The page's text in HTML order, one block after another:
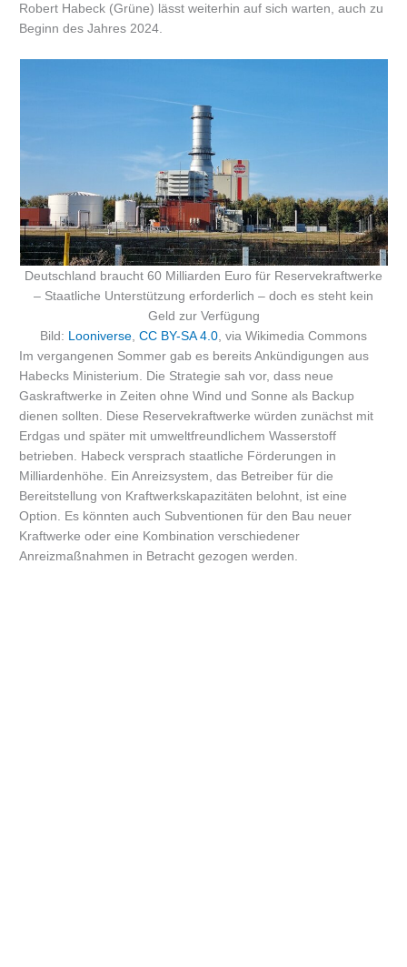
Robert Habeck (Grüne) lässt weiterhin auf sich warten, auch zu
Beginn des Jahres 2024.
Deutschland braucht 60 Milliarden Euro für Reservekraftwerke
– Staatliche Unterstützung erforderlich – doch es steht kein
Geld zur Verfügung
Bild: Looniverse CC BY-SA 4.0 , via Wikimedia Commons
Im vergangenen Sommer gab es bereits Ankündigungen aus
Habecks Ministerium. Die Strategie sah vor, dass neue
Gaskraftwerke in Zeiten ohne Wind und Sonne als Backup
dienen sollten. Diese Reservekraftwerke würden zunächst mit
Erdgas und später mit umweltfreundlichem Wasserstoff
betrieben. Habeck versprach staatliche Förderungen in
Milliardenhöhe. Ein Anreizsystem, das Betreiber für die
Bereitstellung von Kraftwerkskapazitäten belohnt, ist eine
Option. Es könnten auch Subventionen für den Bau neuer
Kraftwerke oder eine Kombination verschiedener
Anreizmaßnahmen in Betracht gezogen werden.